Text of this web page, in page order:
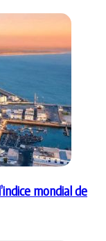
mondial de